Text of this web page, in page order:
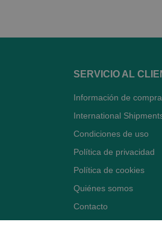
SERVICIO AL
Información de compra
International
Condiciones de uso
Política de privacidad
Política de cookies
Quiénes somos
Contacto